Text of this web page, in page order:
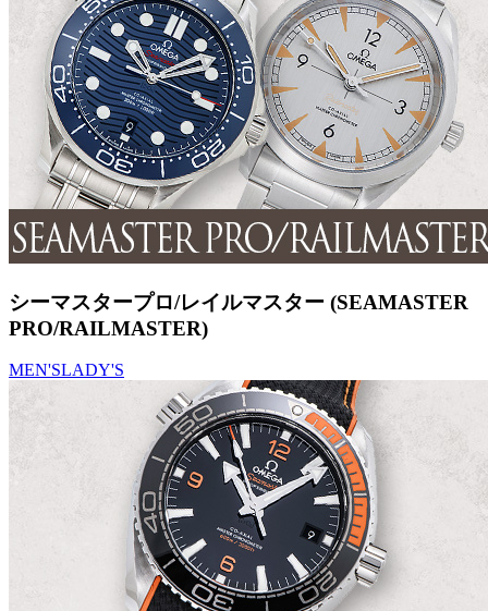
シーマスタープロ/レイルマスター (SEAMASTER
PRO/RAILMASTER)
MEN'SLADY'S